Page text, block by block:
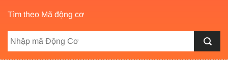
Tìm theo Mã động cơ